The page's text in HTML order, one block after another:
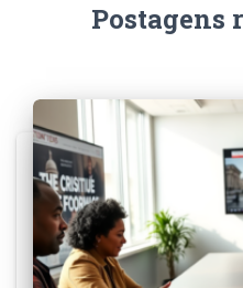
Postagens